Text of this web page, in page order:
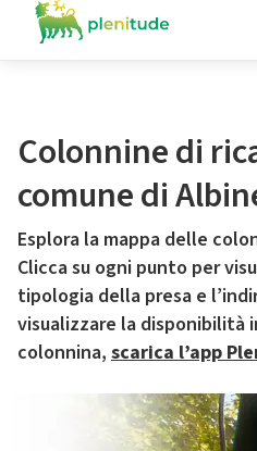
Colonnine di
comune di
Esplora la mappa delle
Clicca su ogni punto per
tipologia della presa e
visualizzare la disponibilità
colonnina, scarica l’app